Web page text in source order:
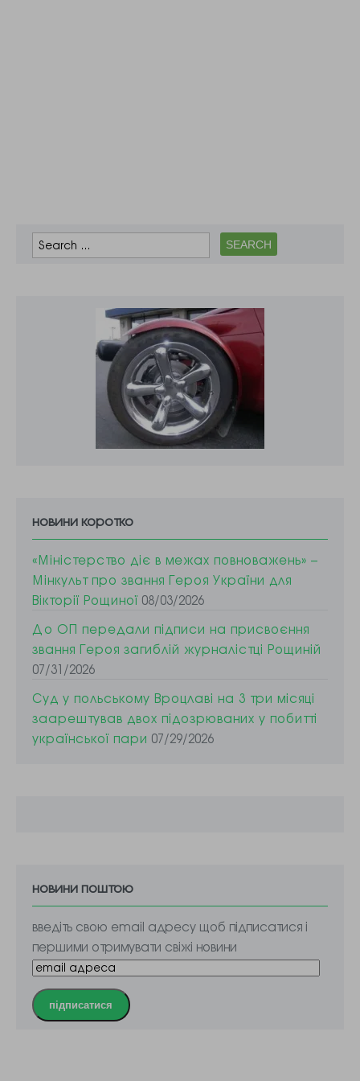
новини коротко
«Міністерство діє в межах повноважень» –
Мінкульт про звання Героя України для
Вікторії Рощиної 08/03/2026
До ОП передали підписи на присвоєння
звання Героя загиблій журналістці Рощиній
07/31/2026
Суд у польському Вроцлаві на 3 три місяці
заарештував двох підозрюваних у побитті
української пари 07/29/2026
новини поштою
введіть свою email адресу щоб підписатися і
першими отримувати свіжі новини
підписатися